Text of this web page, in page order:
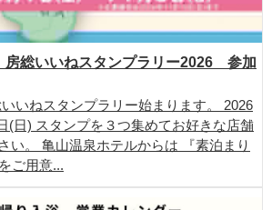
房総いいねスタンプラリー2026 参加
いねスタンプラリー始まります。 2026
(日) スタンプを３つ集めてお好きな店舗
い。 亀山温泉ホテルからは 『素泊まり
ご用意...